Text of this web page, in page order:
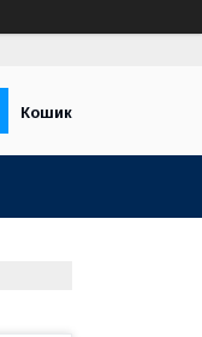
Кошик